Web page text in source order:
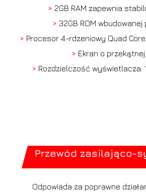
> 2GB RAM zapewnia
> 32GB ROM wbudowanej
> Procesor 4-rdzeniowy Quad Core
> Ekran o przekątnej
> Rozdzielczość wyświetlacza:
Przewód zasilająco-
Odpowiada za poprawne